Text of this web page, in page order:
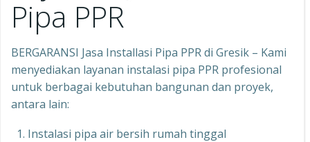
Pipa PPR
BERGARANSI Jasa Installasi Pipa PPR di Gresik – Kami
menyediakan layanan instalasi pipa PPR profesional
untuk berbagai kebutuhan bangunan dan proyek,
antara lain:
Instalasi pipa air bersih rumah tinggal